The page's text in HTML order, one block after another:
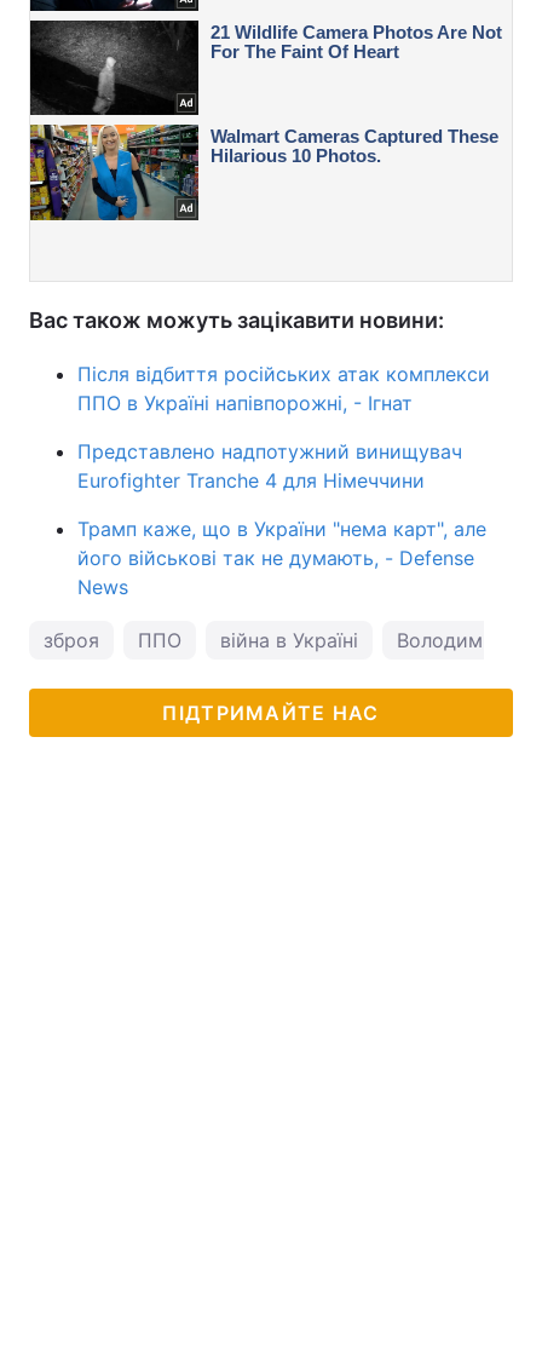
Вас також можуть зацікавити новини:
Після відбиття російських атак комплекси
ППО в Україні напівпорожні, - Ігнат
Представлено надпотужний винищувач
Eurofighter Tranche 4 для Німеччини
Трамп каже, що в України "нема карт", але
його військові так не думають, - Defense
News
зброя ППО війна в Україні Володимир
ПІДТРИМАЙТЕ НАС